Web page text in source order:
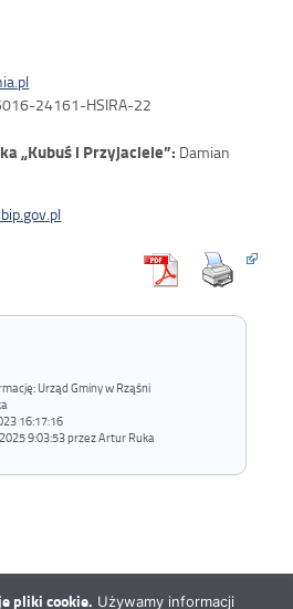
24161-HSIRA-22
„Kubuś i Przyjaciele”: Damian
Urząd Gminy w Rząśni
16:17:16
9:03:53 przez Artur Ruka
pliki cookie. Używamy informacji